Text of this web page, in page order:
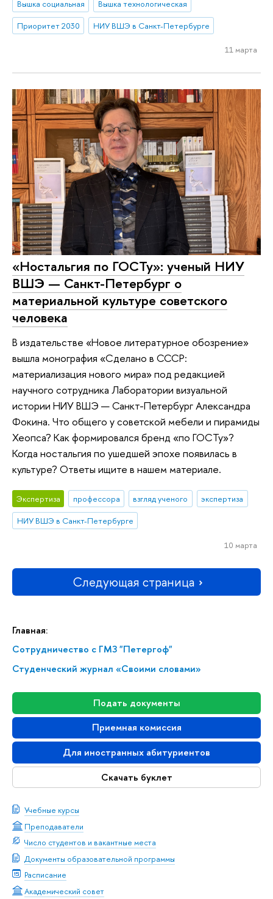
Главная:
Сотрудничество с ГМЗ "Петергоф"
Студенческий журнал «Своими словами»
Подать документы
Приемная комиссия
Для иностранных абитуриентов
Скачать буклет
Учебные курсы
Преподаватели
Число студентов и вакантные места
Документы образовательной программы
Расписание
Академический совет
Вышка социальная
Вышка технологическая
Приоритет 2030
НИУ ВШЭ в Санкт-Петербурге
11 марта
«Ностальгия по ГОСТу»: ученый НИУ
ВШЭ — Санкт-Петербург о
материальной культуре советского
человека
В издательстве «Новое литературное обозрение»
вышла монография «Сделано в СССР:
материализация нового мира» под редакцией
научного сотрудника Лаборатории визуальной
истории НИУ ВШЭ — Санкт-Петербург Александра
Фокина. Что общего у советской мебели и пирамиды
Хеопса? Как формировался бренд «по ГОСТу»?
Когда ностальгия по ушедшей эпохе появилась в
культуре? Ответы ищите в нашем материале.
Экспертиза профессора взгляд ученого
экспертиза
НИУ ВШЭ в Санкт-Петербурге
10 марта
Следующая страница